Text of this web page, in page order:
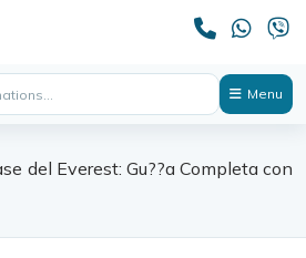
Menu
del Everest: Gu??a Completa con